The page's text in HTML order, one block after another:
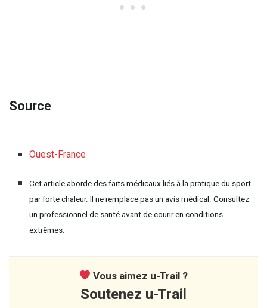
Source
Ouest-France
Cet article aborde des faits médicaux liés à la pratique du sport
par forte chaleur. Il ne remplace pas un avis médical. Consultez
un professionnel de santé avant de courir en conditions
extrêmes.
Vous aimez u-Trail ?
Soutenez u-Trail